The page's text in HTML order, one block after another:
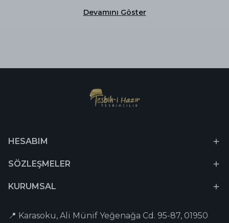
Devamını Göster
HESABIM
SÖZLEŞMELER
KURUMSAL
📍 Karasoku, Ali Münif Yeğenağa Cd. 95-87, 01950